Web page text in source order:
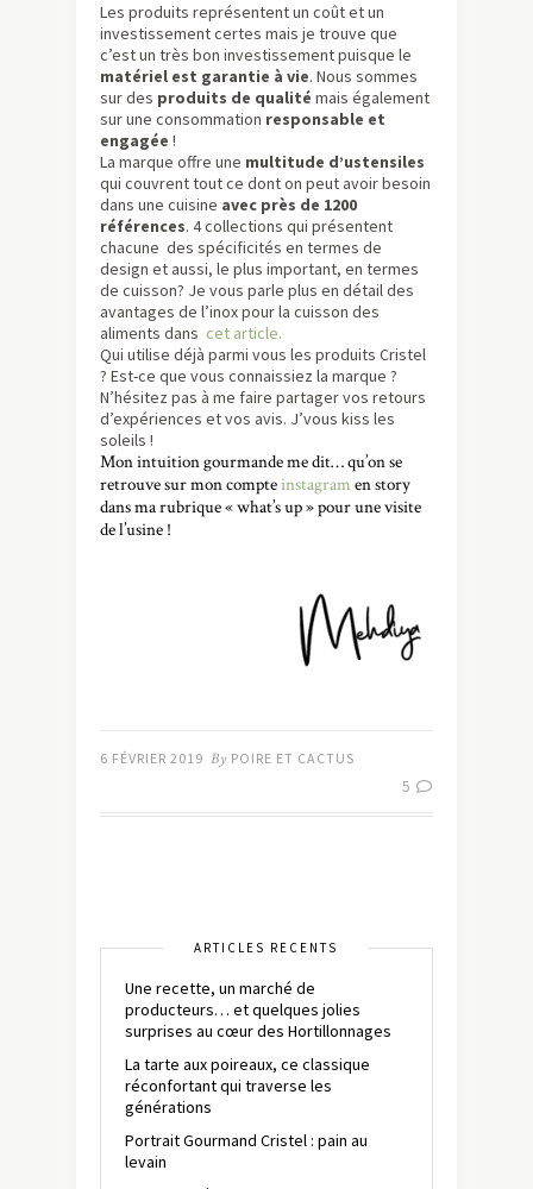
Les produits représentent un coût et un
investissement certes mais je trouve que
c’est un très bon investissement puisque le
matériel est garantie à vie. Nous sommes
sur des produits de qualité mais également
sur une consommation responsable et
engagée !
La marque offre une multitude d’ustensiles
qui couvrent tout ce dont on peut avoir besoin
dans une cuisine avec près de 1200
références. 4 collections qui présentent
chacune des spécificités en termes de
design et aussi, le plus important, en termes
de cuisson? Je vous parle plus en détail des
avantages de l’inox pour la cuisson des
aliments dans cet article.
Qui utilise déjà parmi vous les produits Cristel
? Est-ce que vous connaissiez la marque ?
N’hésitez pas à me faire partager vos retours
d’expériences et vos avis. J’vous kiss les
soleils !
Mon intuition gourmande me dit… qu’on se
retrouve sur mon compteinstagram en story
dans ma rubrique « what’s up » pour une visite
de l’usine !
6 FÉVRIER 2019 By POIRE ET CACTUS
5
ARTICLES RÉCENTS
Une recette, un marché de
producteurs… et quelques jolies
surprises au cœur des Hortillonnages
La tarte aux poireaux, ce classique
réconfortant qui traverse les
générations
Portrait Gourmand Cristel : pain au
levain